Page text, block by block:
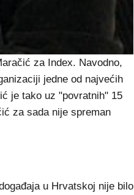
za Index. Navodno,
jedne od najvećih
je tako uz "povratnih" 15
za sada nije spreman
u Hrvatskoj nije bilo